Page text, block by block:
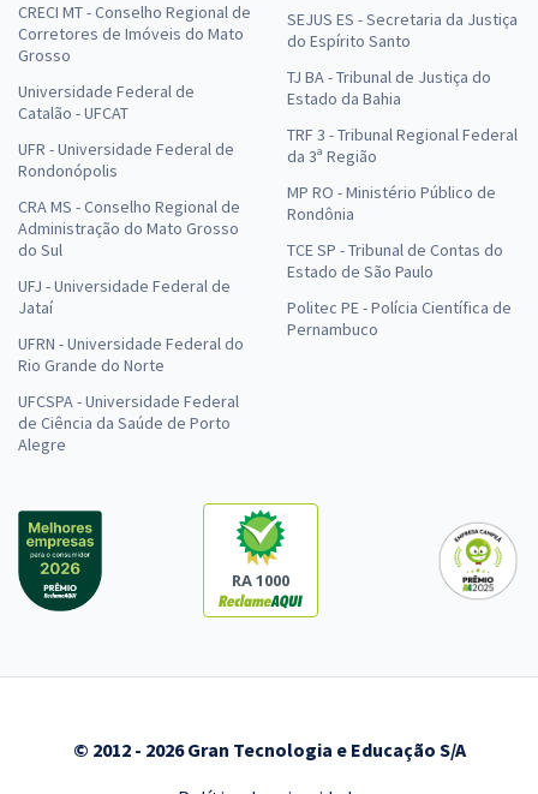
CRECI MT - Conselho Regional de
Corretores de Imóveis do Mato
Grosso
Universidade Federal de
Catalão - UFCAT
UFR - Universidade Federal de
Rondonópolis
CRA MS - Conselho Regional de
Administração do Mato Grosso
do Sul
UFJ - Universidade Federal de
Jataí
UFRN - Universidade Federal do
Rio Grande do Norte
UFCSPA - Universidade Federal
de Ciência da Saúde de Porto
Alegre
SEJUS ES - Secretaria da Justiça
do Espírito Santo
TJ BA - Tribunal de Justiça do
Estado da Bahia
TRF 3 - Tribunal Regional Federal
da 3ª Região
MP RO - Ministério Público de
Rondônia
TCE SP - Tribunal de Contas do
Estado de São Paulo
Politec PE - Polícia Científica de
Pernambuco
RA 1000
© 2012 - 2026 Gran Tecnologia e Educação S/A